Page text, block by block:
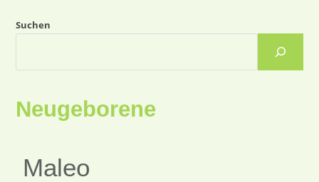
Suchen
Neugeborene
Maleo